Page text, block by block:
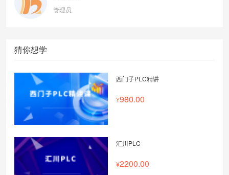
管理员
猜你想学
西门子PLC精讲
980.00
汇川PLC
2200.00